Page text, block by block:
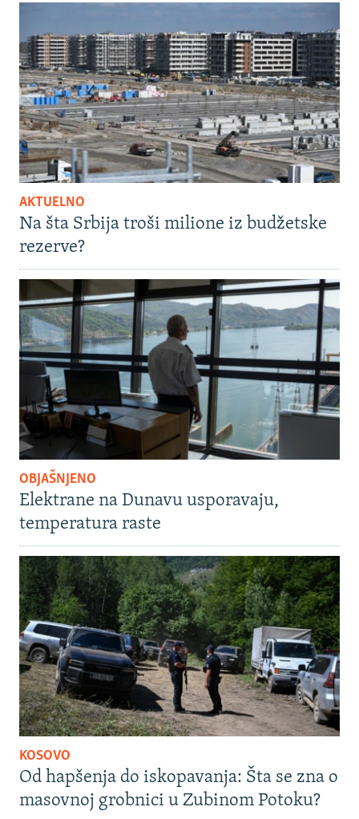
AKTUELNO
Na šta Srbija troši milione iz budžetske
rezerve?
OBJAŠNJENO
Elektrane na Dunavu usporavaju,
temperatura raste
KOSOVO
Od hapšenja do iskopavanja: Šta se zna o
masovnoj grobnici u Zubinom Potoku?